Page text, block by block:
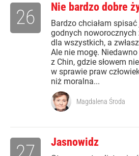
Nie bardzo dobre
Bardzo chciałam
godnych noworocznych
dla wszystkich, a
Ale nie mogę.
z Chin, gdzie słowem
w sprawie praw
niż moralna...
26
Magdalena Środa
Jasnowidz